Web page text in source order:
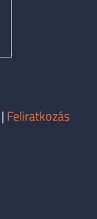
| Feliratkozás